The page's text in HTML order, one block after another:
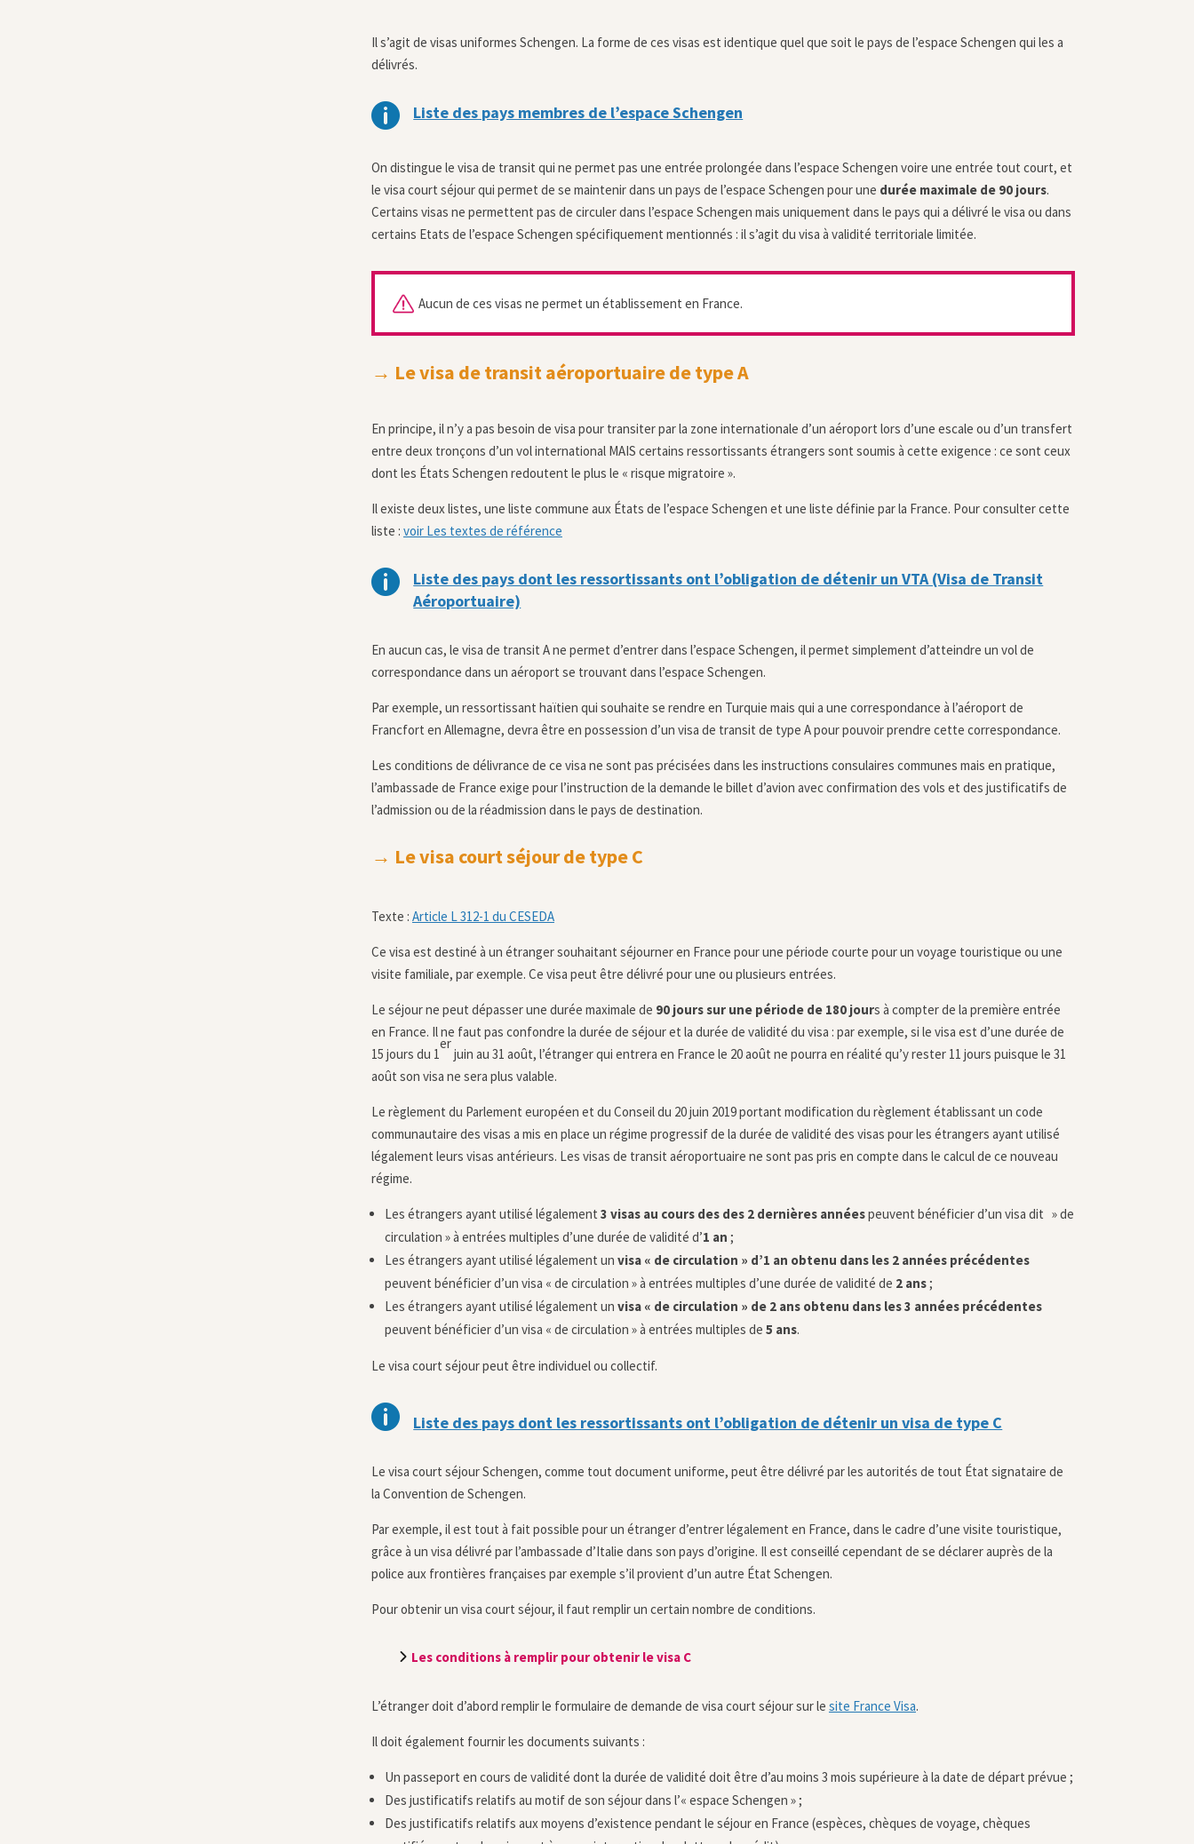
Il s’agit de visas uniformes Schengen. La forme de ces visas est identique quel que soit le pays de l’espace Schengen qui les a
délivrés.
 Liste des pays membres de l’espace Schengen
On distingue le visa de transit qui ne permet pas une entrée prolongée dans l’espace Schengen voire une entrée tout court, et
le visa court séjour qui permet de se maintenir dans un pays de l’espace Schengen pour une durée maximale de 90 jours.
Certains visas ne permettent pas de circuler dans l’espace Schengen mais uniquement dans le pays qui a délivré le visa ou dans
certains Etats de l’espace Schengen spécifiquement mentionnés : il s’agit du visa à validité territoriale limitée.
Aucun de ces visas ne permet un établissement en France.
→ Le visa de transit aéroportuaire de type A
En principe, il n’y a pas besoin de visa pour transiter par la zone internationale d’un aéroport lors d’une escale ou d’un transfert
entre deux tronçons d’un vol international MAIS certains ressortissants étrangers sont soumis à cette exigence : ce sont ceux
dont les États Schengen redoutent le plus le « risque migratoire ».
Il existe deux listes, une liste commune aux États de l’espace Schengen et une liste définie par la France. Pour consulter cette
liste : voir Les textes de référence

Liste des pays dont les ressortissants ont l’obligation de détenir un VTA (Visa de Transit
Aéroportuaire)
En aucun cas, le visa de transit A ne permet d’entrer dans l’espace Schengen, il permet simplement d’atteindre un vol de
correspondance dans un aéroport se trouvant dans l’espace Schengen.
Par exemple, un ressortissant haïtien qui souhaite se rendre en Turquie mais qui a une correspondance à l’aéroport de
Francfort en Allemagne, devra être en possession d’un visa de transit de type A pour pouvoir prendre cette correspondance.
Les conditions de délivrance de ce visa ne sont pas précisées dans les instructions consulaires communes mais en pratique,
l’ambassade de France exige pour l’instruction de la demande le billet d’avion avec confirmation des vols et des justificatifs de
l’admission ou de la réadmission dans le pays de destination.
→ Le visa court séjour de type C
Texte : Article L 312-1 du CESEDA
Ce visa est destiné à un étranger souhaitant séjourner en France pour une période courte pour un voyage touristique ou une
visite familiale, par exemple. Ce visa peut être délivré pour une ou plusieurs entrées.
Le séjour ne peut dépasser une durée maximale de 90 jours sur une période de 180 jours à compter de la première entrée
en France. Il ne faut pas confondre la durée de séjour et la durée de validité du visa : par exemple, si le visa est d’une durée de
15 jours du 1
er
juin au 31 août, l’étranger qui entrera en France le 20 août ne pourra en réalité qu’y rester 11 jours puisque le 31
août son visa ne sera plus valable.
Le règlement du Parlement européen et du Conseil du 20 juin 2019 portant modification du règlement établissant un code
communautaire des visas a mis en place un régime progressif de la durée de validité des visas pour les étrangers ayant utilisé
légalement leurs visas antérieurs. Les visas de transit aéroportuaire ne sont pas pris en compte dans le calcul de ce nouveau
régime.
Les étrangers ayant utilisé légalement 3 visas au cours des des 2 dernières annéespeuvent bénéficier d’un visa dit » de
circulation » à entrées multiples d’une durée de validité d’1 an ;
Les étrangers ayant utilisé légalement un visa « de circulation » d’1 an obtenu dans les 2 années précédentes
peuvent bénéficier d’un visa « de circulation » à entrées multiples d’une durée de validité de 2 ans ;
Les étrangers ayant utilisé légalement un visa « de circulation » de 2 ans obtenu dans les 3 années précédentes
peuvent bénéficier d’un visa « de circulation » à entrées multiples de 5 ans.
Le visa court séjour peut être individuel ou collectif.
 Liste des pays dont les ressortissants ont l’obligation de détenir un visa de type C
Le visa court séjour Schengen, comme tout document uniforme, peut être délivré par les autorités de tout État signataire de
la Convention de Schengen.
Par exemple, il est tout à fait possible pour un étranger d’entrer légalement en France, dans le cadre d’une visite touristique,
grâce à un visa délivré par l’ambassade d’Italie dans son pays d’origine. Il est conseillé cependant de se déclarer auprès de la
police aux frontières françaises par exemple s’il provient d’un autre État Schengen.
Pour obtenir un visa court séjour, il faut remplir un certain nombre de conditions.
Les conditions à remplir pour obtenir le visa C
L’étranger doit d’abord remplir le formulaire de demande de visa court séjour sur le site France Visa.
Il doit également fournir les documents suivants :
Un passeport en cours de validité dont la durée de validité doit être d’au moins 3 mois supérieure à la date de départ prévue ;
Des justificatifs relatifs au motif de son séjour dans l’« espace Schengen » ;
Des justificatifs relatifs aux moyens d’existence pendant le séjour en France (espèces, chèques de voyage, chèques